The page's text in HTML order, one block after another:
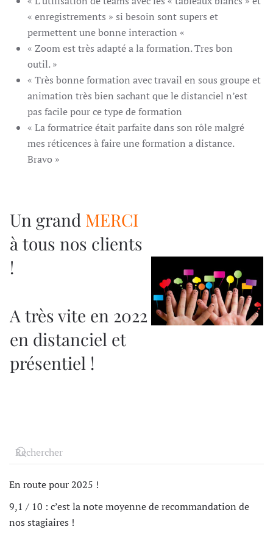
« enregistrements » si besoin sont supers et
permettent une bonne interaction «
« Zoom est très adapté a la formation. Tres bon
outil. »
« Très bonne formation avec travail en sous groupe et
animation très bien sachant que le distanciel n’est
pas facile pour ce type de formation
« La formatrice était parfaite dans son rôle malgré
mes réticences à faire une formation a distance.
Bravo »
Un grand MERCI
à tous nos clients
!
A très vite en 2022
en distanciel et
présentiel !
En route pour 2025 !
9,1 / 10 : c’est la note moyenne de recommandation de
nos stagiaires !